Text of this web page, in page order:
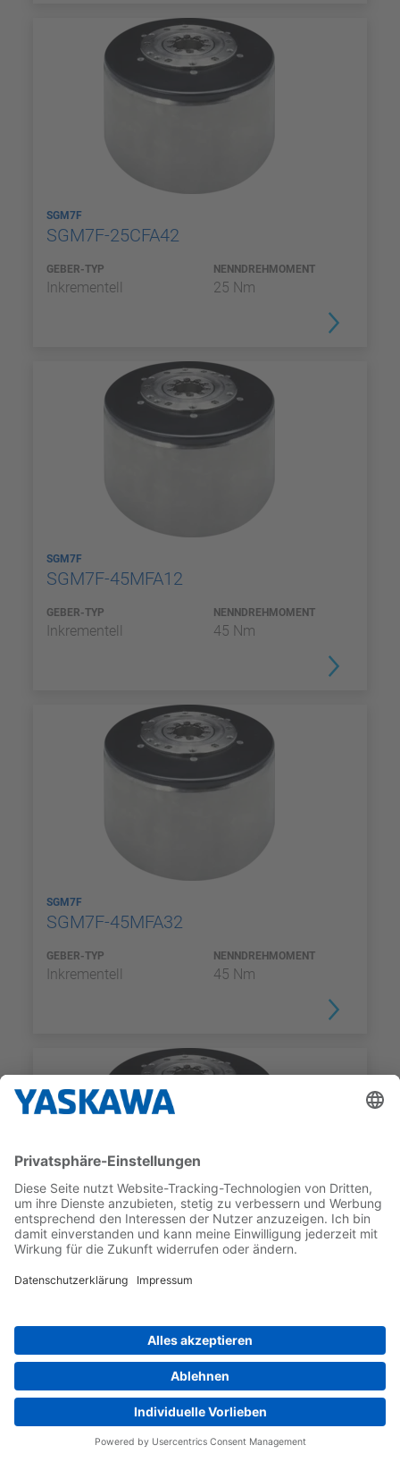
SGM7F
SGM7F-25CFA42
GEBER-TYP
Inkrementell
NENNDREHMOMENT
25 Nm
SGM7F
SGM7F-45MFA12
GEBER-TYP
Inkrementell
NENNDREHMOMENT
45 Nm
SGM7F
SGM7F-45MFA32
GEBER-TYP
Inkrementell
NENNDREHMOMENT
45 Nm
SGM7F